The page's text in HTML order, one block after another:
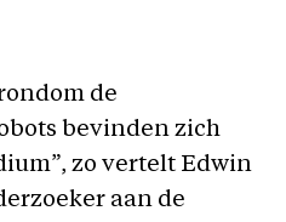
de
bevinden zich
zo vertelt Edwin
aan de